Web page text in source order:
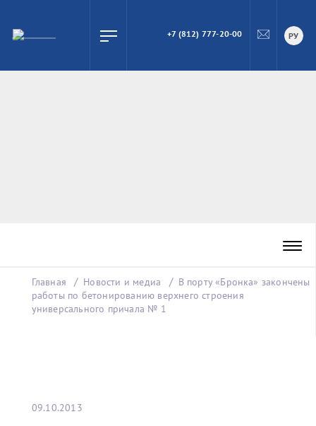
ПОИСК
+7 (812) 777-20-00 РУ
Главная Новости и медиа
В порту «Бронка» закончены
работы по бетонированию верхнего строения
универсального причала № 1
09.10.2013